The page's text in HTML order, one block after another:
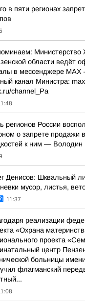
в пяти регионах
области ведёт
в мессенджере МАХ
канал Министра:
channel_Pa
регионов России
о запрете продажи
к ним — Володин
Денисов: Шквальный
мусор, листья,
11:37
реализации
«Охрана
проекта
центр
больницы
флагманский